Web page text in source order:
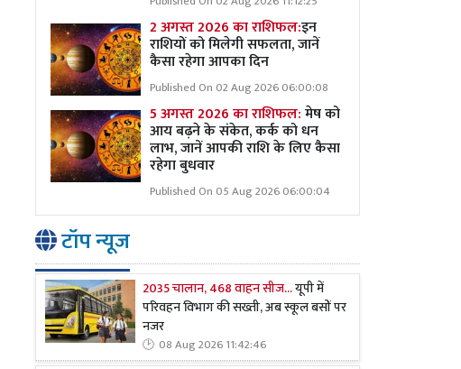
2 अगस्त 2026 का राशिफल:इन
राशियों को मिलेगी सफलता, जानें
कैसा रहेगा आपका दिन
Published On 02 Aug 2026 06:00:08
5 अगस्त 2026 का राशिफल:मेष को
आय बढ़ने के संकेत, कर्क को धन
लाभ, जानें आपकी राशि के लिए कैसा
रहेगा बुधवार
Published On 05 Aug 2026 06:00:04
टॉप न्यूज
2035 चालान, 468 वाहन सीज...यूपी में
परिवहन विभाग की सख्ती, अब स्कूल बसों पर
नजर
08 Aug 2026 11:42:46